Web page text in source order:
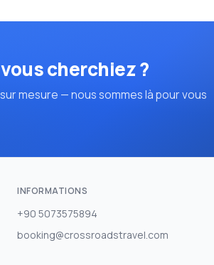
cherchiez ?
mesure — nous sommes là pour vous
INFORMATIONS
+90 5073575894
booking@crossroadstravel.com